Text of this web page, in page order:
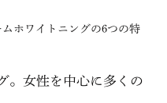
。女性を中心に多くの